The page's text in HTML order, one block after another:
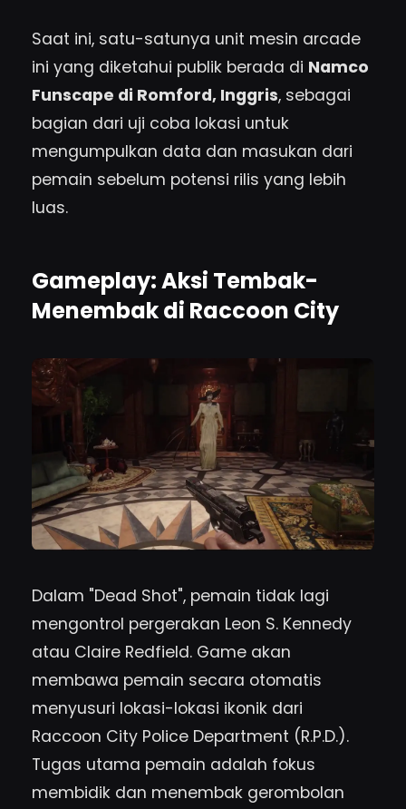
Saat ini, satu-satunya unit mesin arcade
ini yang diketahui publik berada di Namco
Funscape di Romford, Inggris, sebagai
bagian dari uji coba lokasi untuk
mengumpulkan data dan masukan dari
pemain sebelum potensi rilis yang lebih
luas.
Gameplay: Aksi Tembak-
Menembak di Raccoon City
Dalam "Dead Shot", pemain tidak lagi
mengontrol pergerakan Leon S. Kennedy
atau Claire Redfield. Game akan
membawa pemain secara otomatis
menyusuri lokasi-lokasi ikonik dari
Raccoon City Police Department (R.P.D.).
Tugas utama pemain adalah fokus
membidik dan menembak gerombolan